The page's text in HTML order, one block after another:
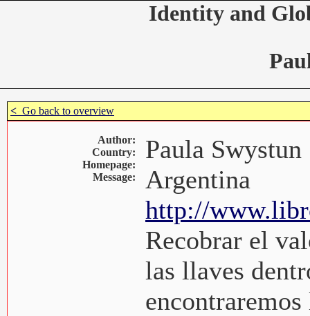
Identity and
< Go back to overview
Author:
Country:
Homepage:
Message:
Paula Swystun
Argentina
http://
Recobrar el
las llaves